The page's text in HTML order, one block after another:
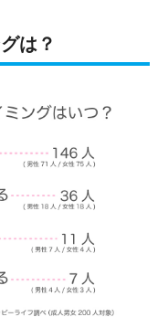
は？